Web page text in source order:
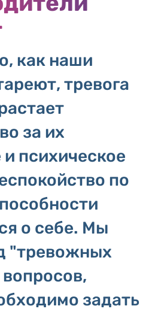
как наши
тревога
за их
психическое
по
о себе. Мы
"тревожных
задать